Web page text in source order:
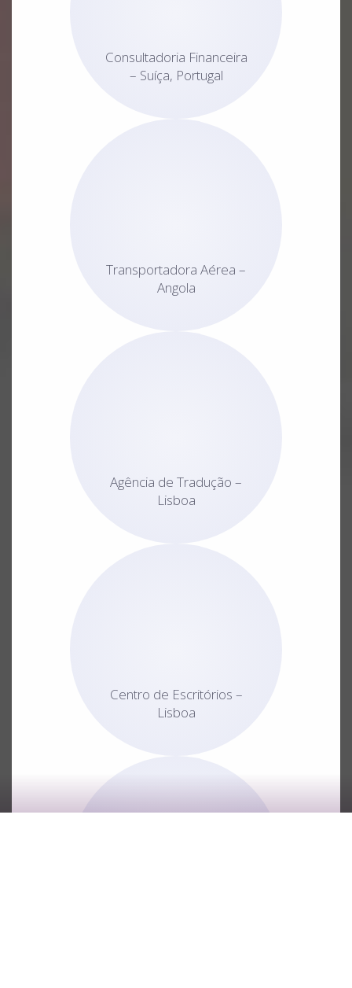
Consultadoria Financeira
– Suíça, Portugal
Transportadora Aérea –
Angola
Agência de Tradução –
Lisboa
Centro de Escritórios –
Lisboa